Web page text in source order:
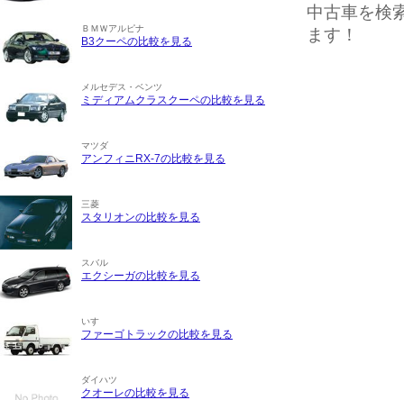
ＢＭＷアルピナ
B3クーペの比較を見る
メルセデス・ベンツ
ミディアムクラスクーペの比較を見る
マツダ
アンフィニRX-7の比較を見る
三菱
スタリオンの比較を見る
スバル
エクシーガの比較を見る
いすゞ
ファーゴトラックの比較を見る
ダイハツ
クオーレの比較を見る
中古車を検
ます！